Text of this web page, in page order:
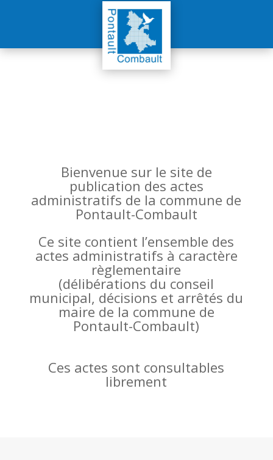
Bienvenue sur le site de
publication des actes
administratifs de la commune de
Pontault-Combault
Ce site contient l’ensemble des
actes administratifs à caractère
règlementaire
(délibérations du conseil
municipal, décisions et arrêtés du
maire de la commune de
Pontault-Combault)
Ces actes sont consultables
librement